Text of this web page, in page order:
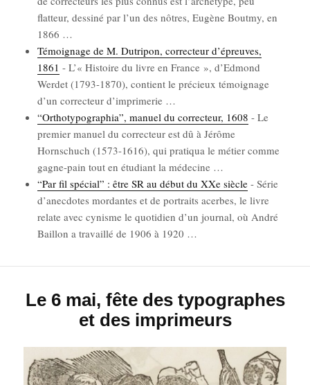
flat­teur, des­si­né par l’un des nôtres, Eugène Bout­my, en
1866 …
Témoi­gnage de M. Dutri­pon, cor­rec­teur d’épreuves,
1861 - L’« His­toire du livre en France », d’Ed­mond
Wer­det (1793-1870), contient le pré­cieux témoi­gnage
d’un cor­rec­teur d’im­pri­me­rie …
“Ortho­ty­po­gra­phia”, manuel du cor­rec­teur, 1608 - Le
pre­mier manuel du cor­rec­teur est dû à Jérôme
Horn­schuch (1573-1616), qui pra­ti­qua le métier comme
gagne-pain tout en étu­diant la méde­cine …
“Par fil spé­cial” : être SR au début du XXe siècle - Série
d’a­nec­dotes mor­dantes et de por­traits acerbes, le livre
relate avec cynisme le quo­ti­dien d’un jour­nal, où André
Baillon a tra­vaillé de 1906 à 1920 …
Le 6 mai, fête des typographes
et des imprimeurs